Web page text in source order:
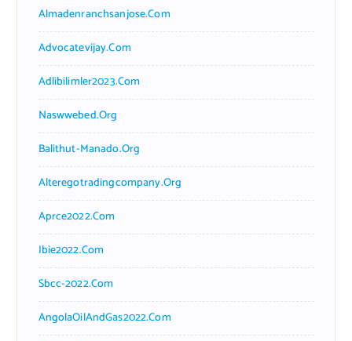
Almadenranchsanjose.com
Advocatevijay.com
Adlibilimler2023.com
Naswwebed.org
Balithut-Manado.org
Alteregotradingcompany.org
Aprce2022.com
Ibie2022.com
Sbcc-2022.com
AngolaOilAndGas2022.com